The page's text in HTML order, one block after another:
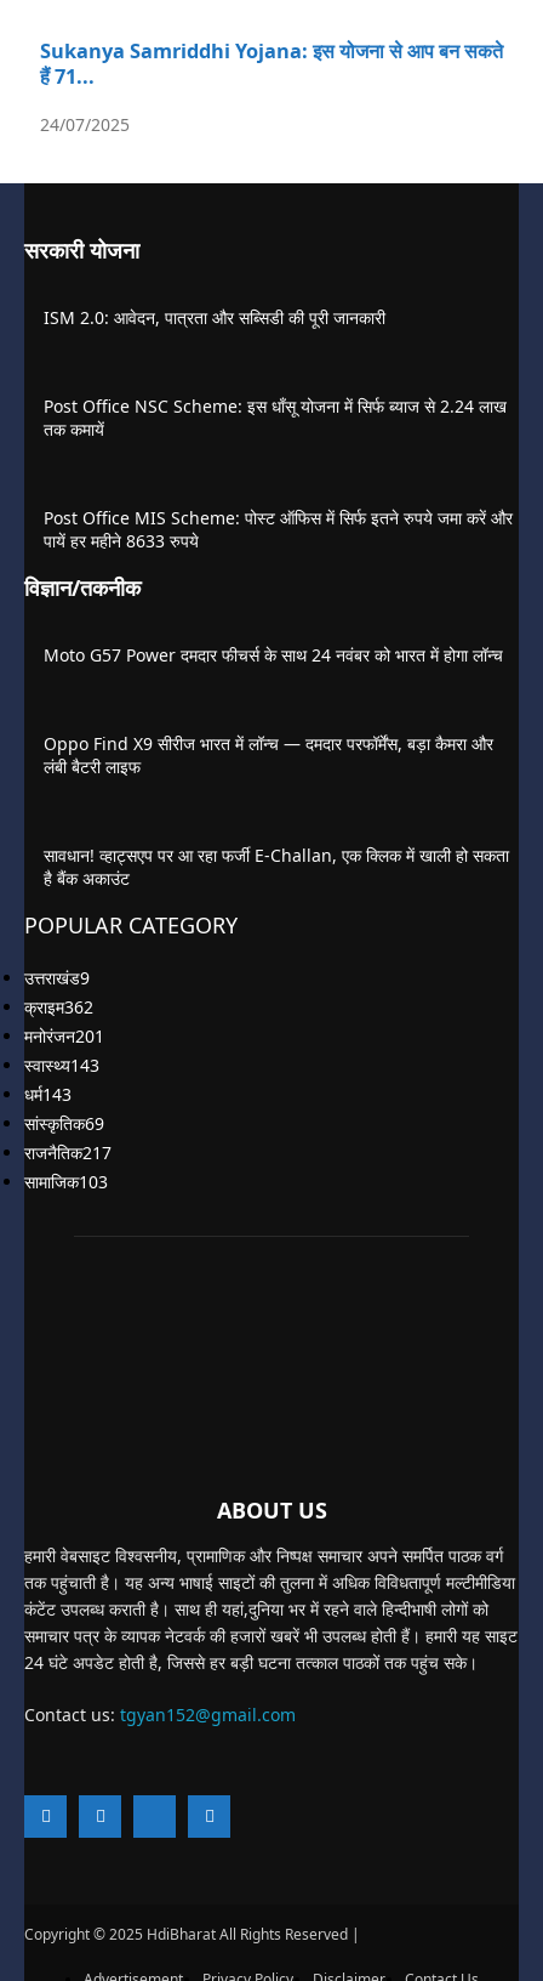
Sukanya Samriddhi Yojana: इस योजना से आप बन सकते
हैं 71...
24/07/2025
सरकारी योजना
ISM 2.0: आवेदन, पात्रता और सब्सिडी की पूरी जानकारी
Post Office NSC Scheme: इस धाँसू योजना में सिर्फ ब्याज से 2.24 लाख
तक कमायें
Post Office MIS Scheme: पोस्ट ऑफिस में सिर्फ इतने रुपये जमा करें और
पायें हर महीने 8633 रुपये
विज्ञान/तकनीक
Moto G57 Power दमदार फीचर्स के साथ 24 नवंबर को भारत में होगा लॉन्च
Oppo Find X9 सीरीज भारत में लॉन्च — दमदार परफॉर्मेंस, बड़ा कैमरा और
लंबी बैटरी लाइफ
सावधान! व्हाट्सएप पर आ रहा फर्जी E-Challan, एक क्लिक में खाली हो सकता
है बैंक अकाउंट
POPULAR CATEGORY
उत्तराखंड9
क्राइम362
मनोरंजन201
स्वास्थ्य143
धर्म143
सांस्कृतिक69
राजनैतिक217
सामाजिक103
ABOUT US
हमारी वेबसाइट विश्वसनीय, प्रामाणिक और निष्पक्ष समाचार अपने समर्पित पाठक वर्ग
तक पहुंचाती है। यह अन्य भाषाई साइटों की तुलना में अधिक विविधतापूर्ण मल्टीमीडिया
कंटेंट उपलब्ध कराती है। साथ ही यहां,दुनिया भर में रहने वाले हिन्दीभाषी लोगों को
समाचार पत्र के व्यापक नेटवर्क की हजारों खबरें भी उपलब्ध होती हैं। हमारी यह साइट
24 घंटे अपडेट होती है, जिससे हर बड़ी घटना तत्काल पाठकों तक पहुंच सके।
Contact us: tgyan152@gmail.com
Copyright © 2025 HdiBharat All Rights Reserved |